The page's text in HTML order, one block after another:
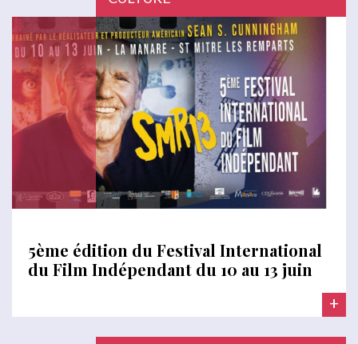
5ème édition du Festival International
du Film Indépendant du 10 au 13 juin
+